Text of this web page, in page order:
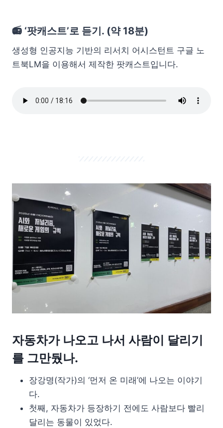
📻 ‘팟캐스트’로 듣기. (약 18분)
생성형 인공지능 기반의 리서치 어시스턴트 구글 노
트북LM을 이용해서 제작한 팟캐스트입니다.
자동차가 나오고 나서 사람이 달리기
를 그만뒀나.
장강명(작가)의 ‘먼저 온 미래’에 나오는 이야기
다.
첫째, 자동차가 등장하기 전에도 사람보다 빨리
달리는 동물이 있었다.